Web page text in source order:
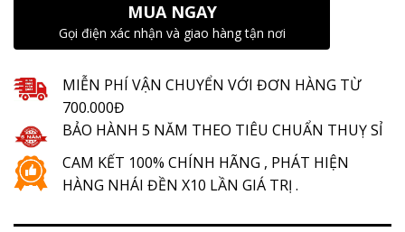
MUA NGAY
Gọi điện xác nhận và giao hàng tận nơi
MIỄN PHÍ VẬN CHUYỂN VỚI ĐƠN HÀNG TỪ
700.000Đ
BẢO HÀNH 5 NĂM THEO TIÊU CHUẨN THUỴ SỈ
CAM KẾT 100% CHÍNH HÃNG , PHÁT HIỆN
HÀNG NHÁI ĐỀN X10 LẦN GIÁ TRỊ .